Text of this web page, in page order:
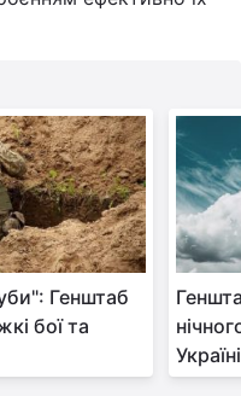
Генштаб
бої та
Україні